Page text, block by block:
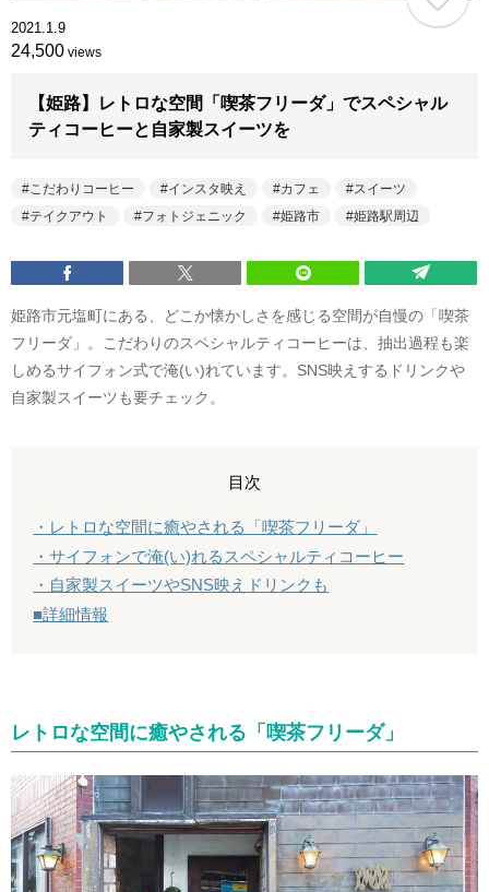
2021.1.9
24,500 views
【姫路】レトロな空間「喫茶フリーダ」でスペシャル
ティコーヒーと自家製スイーツを
こだわりコーヒー インスタ映え カフェ
スイーツ
テイクアウト
フォトジェニック 姫路市 姫路駅周辺
姫路市元塩町にある、どこか懐かしさを感じる空間が自慢の「喫茶
フリーダ」。こだわりのスペシャルティコーヒーは、抽出過程も楽
しめるサイフォン式で淹(い)れています。SNS映えするドリンクや
自家製スイーツも要チェック。
目次
・レトロな空間に癒やされる「喫茶フリーダ」
・サイフォンで淹(い)れるスペシャルティコーヒー
・自家製スイーツやSNS映えドリンクも
■詳細情報
レトロな空間に癒やされる「喫茶フリーダ」